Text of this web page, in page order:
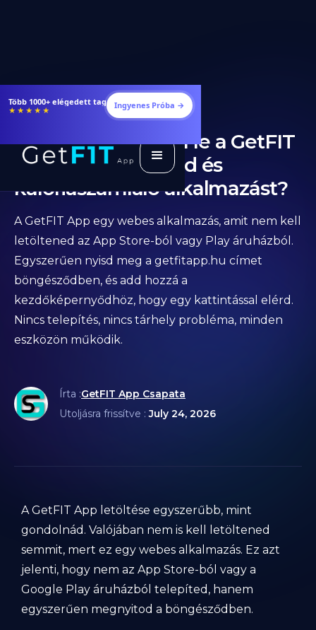
Több 1000+ elégedett tag
★★★★★ Ingyenes Próba →
Hogyan tölthetem le a GetFIT
App, fogyás, étrend és
kalóriaszámláló alkalmazást?
A GetFIT App egy webes alkalmazás, amit nem kell
letöltened az App Store-ból vagy Play áruházból.
Egyszerűen nyisd meg a getfitapp.hu címet
böngésződben, és add hozzá a
kezdőképernyődhöz, hogy egy kattintással elérd.
Nincs telepítés, nincs tárhely probléma, minden
eszközön működik.
Írta :GetFIT App Csapata
Utoljásra frissítve :July 24, 2026
A GetFIT App letöltése egyszerűbb, mint
gondolnád. Valójában nem is kell letöltened
semmit, mert ez egy webes alkalmazás. Ez azt
jelenti, hogy nem az App Store-ból vagy a
Google Play áruházból telepíted, hanem
egyszerűen megnyitod a böngésződben.